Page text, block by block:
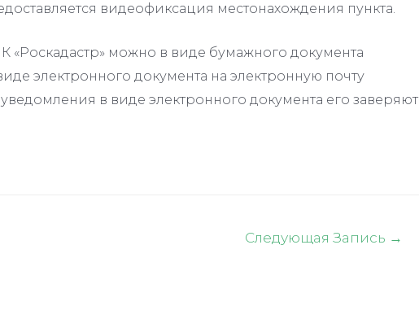
видеофиксация местонахождения пункта.
«Роскадастр» можно в виде бумажного документа
электронного документа на электронную почту
в виде электронного документа его заверяют
Следующая Запись →